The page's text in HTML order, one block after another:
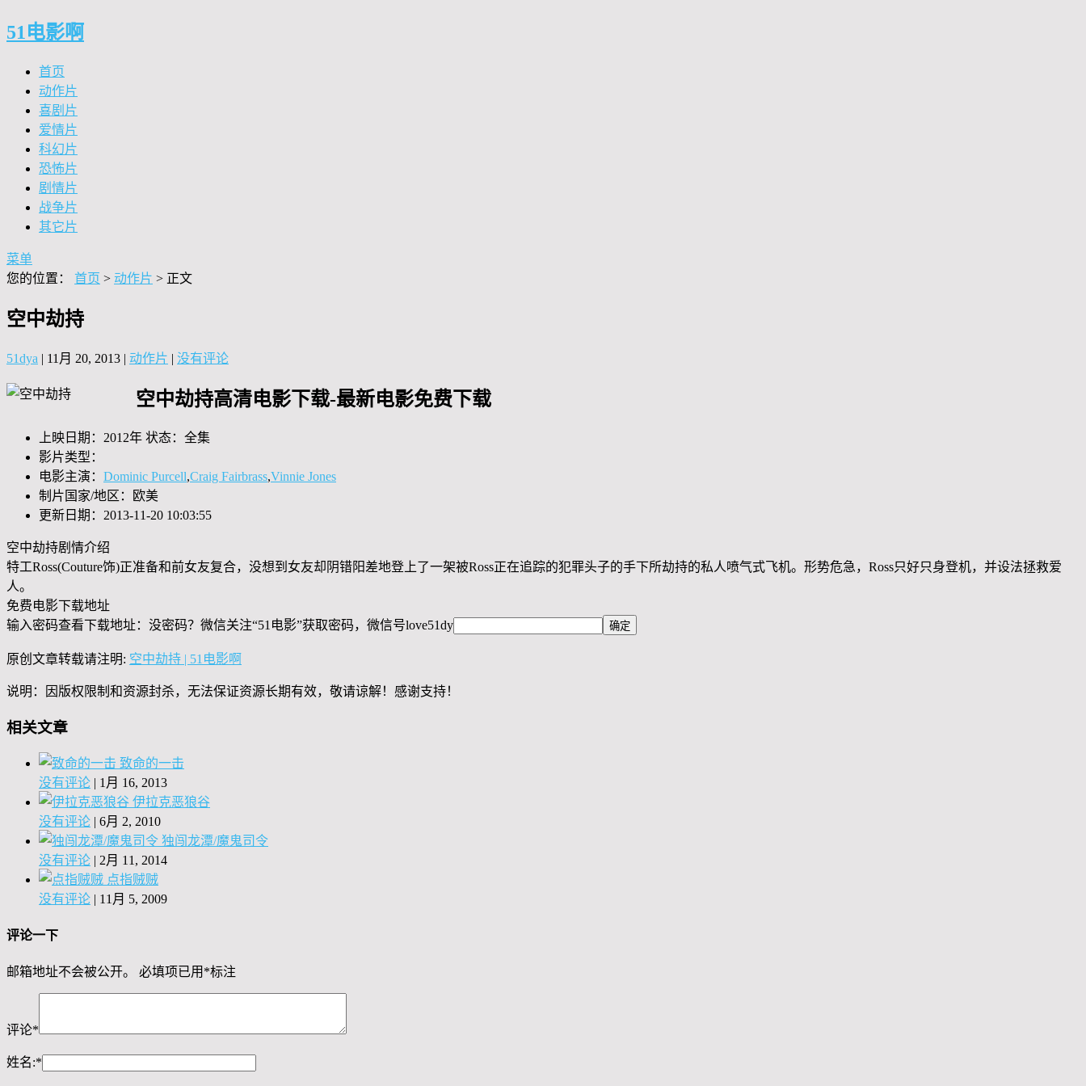
51电影啊
首页
动作片
喜剧片
爱情片
科幻片
恐怖片
剧情片
战争片
其它片
菜单
您的位置： 首页 > 动作片 > 正文
空中劫持
51dya | 11月 20, 2013 | 动作片 | 没有评论
空中劫持高清电影下载-最新电影免费下载
上映日期：2012年 状态：全集
影片类型：
电影主演： Dominic Purcell,Craig Fairbrass,Vinnie Jones
制片国家/地区：欧美
更新日期：2013-11-20 10:03:55
空中劫持剧情介绍
特工Ross(Couture饰)正准备和前女友复合，没想到女友却阴错阳差地登上了一架被Ross正在追踪的犯罪头子的手下所劫持的私人喷气式飞机。形势危急，Ross只好只身登机，并设法拯救爱
人。
免费电影下载地址
输入密码查看下载地址：没密码？微信关注“51电影”获取密码，微信号love51dy
原创文章转载请注明: 空中劫持 | 51电影啊
说明：因版权限制和资源封杀，无法保证资源长期有效，敬请谅解！感谢支持！
相关文章
致命的一击
没有评论 | 1月 16, 2013
伊拉克恶狼谷
没有评论 | 6月 2, 2010
独闯龙潭/魔鬼司令
没有评论 | 2月 11, 2014
点指贼贼
没有评论 | 11月 5, 2009
评论一下
邮箱地址不会被公开。 必填项已用 *标注
评论*
姓名:*